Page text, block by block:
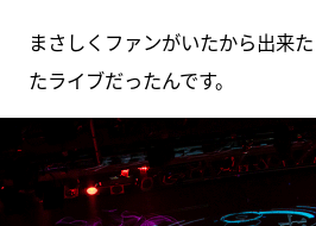
まさしくファンがいたから出来
たライブだったんです。